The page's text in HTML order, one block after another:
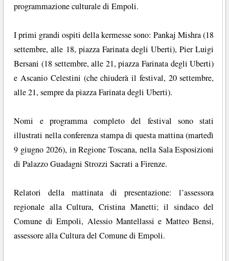
programmazione culturale di Empoli.
I primi grandi ospiti della kermesse sono: Pankaj Mishra (18
settembre, alle 18, piazza Farinata degli Uberti), Pier Luigi
Bersani (18 settembre, alle 21, piazza Farinata degli Uberti)
e Ascanio Celestini (che chiuderà il festival, 20 settembre,
alle 21, sempre da piazza Farinata degli Uberti).
Nomi e programma completo del festival sono stati
illustrati nella conferenza stampa di questa mattina (martedì
9 giugno 2026), in Regione Toscana, nella Sala Esposizioni
di Palazzo Guadagni Strozzi Sacrati a Firenze.
Relatori della mattinata di presentazione: l’assessora
regionale alla Cultura, Cristina Manetti; il sindaco del
Comune di Empoli, Alessio Mantellassi e Matteo Bensi,
assessore alla Cultura del Comune di Empoli.